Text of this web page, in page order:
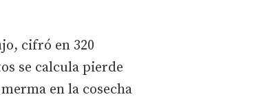
cifró en 320
se calcula pierde
en la cosecha